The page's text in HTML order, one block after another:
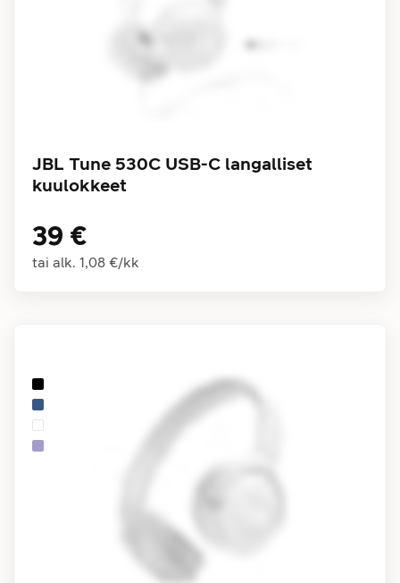
JBL Tune 530C USB-C langalliset
kuulokkeet
39 €
tai alk. 1,08 €/kk